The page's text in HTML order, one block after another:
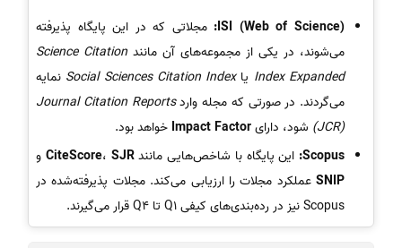
ISI (Web of Science): مجلاتی که در این پایگاه پذیرفته
می‌شوند، در یکی از مجموعه‌های آن مانند Science Citation
Index Expanded یاSocial Sciences Citation Index نمایه
می‌گردند. در صورتی که مجله واردJournal Citation Reports
(JCR) شود، دارایImpact Factor خواهد بود.
Scopus: این پایگاه با شاخص‌هایی مانند CiteScore، SJR
و
SNIP عملکرد مجلات را ارزیابی می‌کند. مجلات پذیرفته‌شده در
Scopus نیز در رده‌بندی‌های کیفی Q1 تا Q4 قرار می‌گیرند.